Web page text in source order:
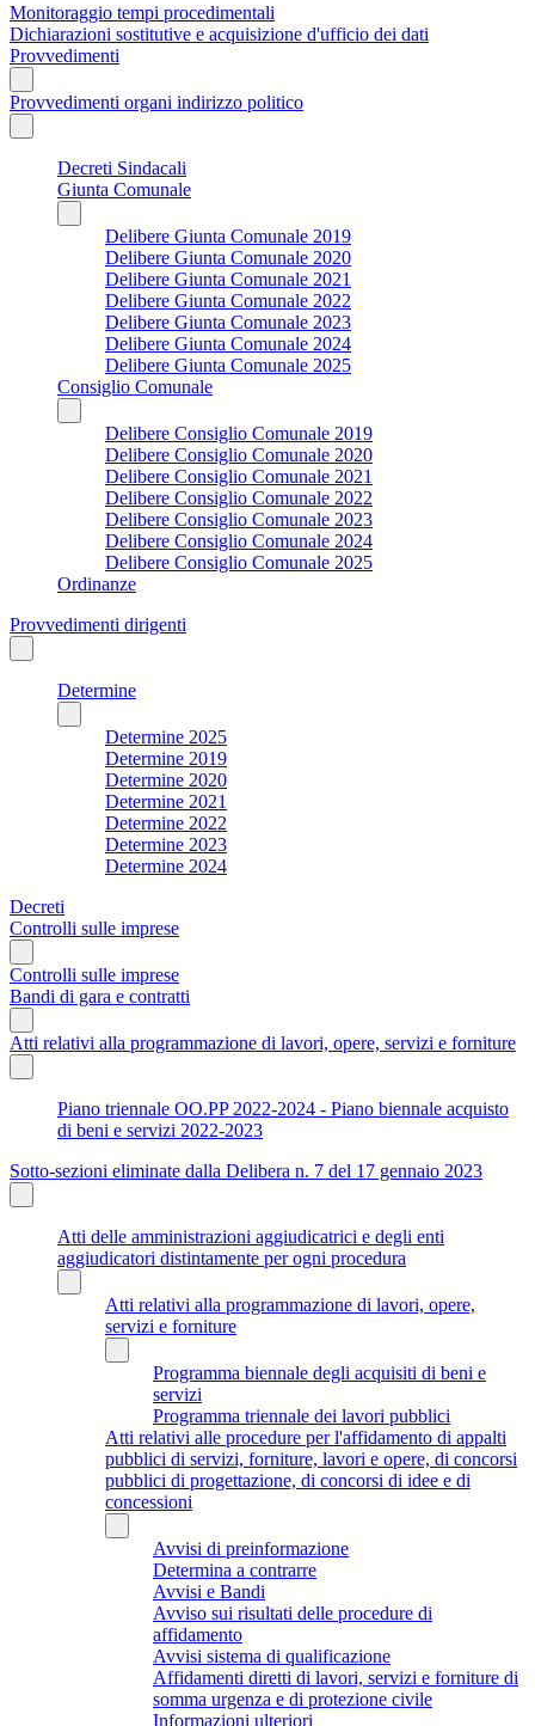
Monitoraggio tempi procedimentali
Dichiarazioni sostitutive e acquisizione d'ufficio dei dati
Provvedimenti
Provvedimenti organi indirizzo politico
Decreti Sindacali
Giunta Comunale
Delibere Giunta Comunale 2019
Delibere Giunta Comunale 2020
Delibere Giunta Comunale 2021
Delibere Giunta Comunale 2022
Delibere Giunta Comunale 2023
Delibere Giunta Comunale 2024
Delibere Giunta Comunale 2025
Consiglio Comunale
Delibere Consiglio Comunale 2019
Delibere Consiglio Comunale 2020
Delibere Consiglio Comunale 2021
Delibere Consiglio Comunale 2022
Delibere Consiglio Comunale 2023
Delibere Consiglio Comunale 2024
Delibere Consiglio Comunale 2025
Ordinanze
Provvedimenti dirigenti
Determine
Determine 2025
Determine 2019
Determine 2020
Determine 2021
Determine 2022
Determine 2023
Determine 2024
Decreti
Controlli sulle imprese
Controlli sulle imprese
Bandi di gara e contratti
Atti relativi alla programmazione di lavori, opere, servizi e forniture
Piano triennale OO.PP 2022-2024 - Piano biennale acquisto
di beni e servizi 2022-2023
Sotto-sezioni eliminate dalla Delibera n. 7 del 17 gennaio 2023
Atti delle amministrazioni aggiudicatrici e degli enti
aggiudicatori distintamente per ogni procedura
Atti relativi alla programmazione di lavori, opere,
servizi e forniture
Programma biennale degli acquisiti di beni e
servizi
Programma triennale dei lavori pubblici
Atti relativi alle procedure per l'affidamento di appalti
pubblici di servizi, forniture, lavori e opere, di concorsi
pubblici di progettazione, di concorsi di idee e di
concessioni
Avvisi di preinformazione
Determina a contrarre
Avvisi e Bandi
Avviso sui risultati delle procedure di
affidamento
Avvisi sistema di qualificazione
Affidamenti diretti di lavori, servizi e forniture di
somma urgenza e di protezione civile
Informazioni ulteriori